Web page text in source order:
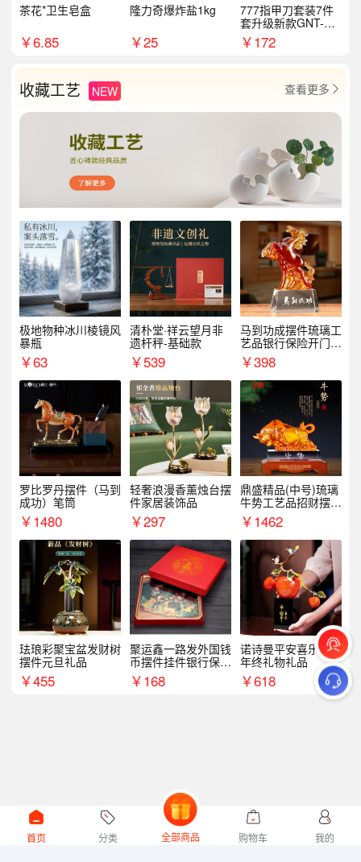
茶花*卫生皂盒
￥6.85
隆力奇爆炸盐1kg
￥25
777指甲刀套装7件
套升级新款GNT-PM
072
￥172
收藏工艺 NEW 查看更多 
极地物种冰川棱镜风
暴瓶
￥63
清朴堂·祥云望月非
遗杆秤-基础款
￥539
马到功成摆件琉璃工
艺品银行保险开门红
周年庆典伴手礼表彰
礼品
￥398
罗比罗丹摆件（马到
成功）笔筒
￥1480
轻奢浪漫香薰烛台摆
件家居装饰品
￥297
鼎盛精品(中号)琉璃
牛势工艺品招财摆件
银行企业商务上市礼
品
￥1462
珐琅彩聚宝盆发财树
摆件元旦礼品
￥455
聚运鑫一路发外国钱
币摆件挂件银行保险
商务礼
￥168
诺诗曼平安喜乐摆件
年终礼物礼品
￥618
首页 分类 全部商品 购物车 我的